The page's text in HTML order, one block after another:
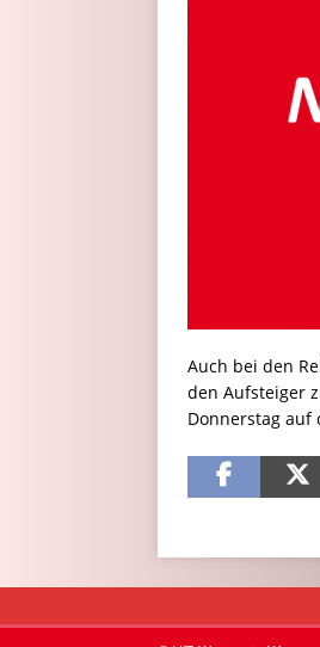
Auch bei den
den Aufsteiger
Donnerstag auf